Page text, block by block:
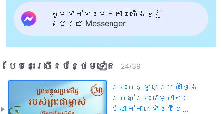
សូមទាក់ទងមកកាន់យើងខ្ញុំ
តាមរយៈ Messenger
បែបនេះ​ច្រើនបន្ថែម​ទៀត​ 24/39
ព្រះបន្ទូលប្រចាំថ្ងៃ
របស់ព្រះជាម្ចាស់៖
ដំណាក់កាលទាំងបីនៃ